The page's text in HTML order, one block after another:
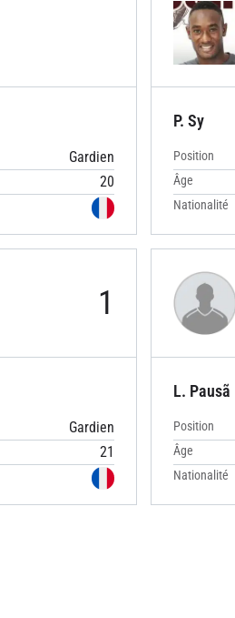
Gardien
20
P. Sy
Position
Âge
Nationalité
1
Gardien
21
L. Pausã
Position
Âge
Nationalité